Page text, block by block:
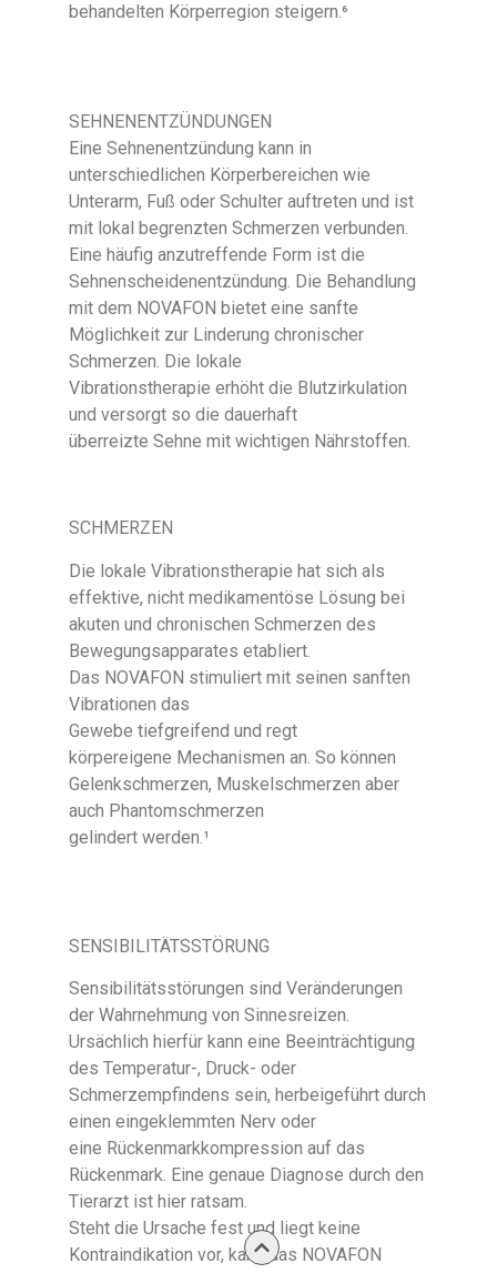
behandelten Körperregion steigern.⁶
SEHNENENTZÜNDUNGEN
Eine Sehnenentzündung kann in
unterschiedlichen Körperbereichen wie
Unterarm, Fuß oder Schulter auftreten und ist
mit lokal begrenzten Schmerzen verbunden.
Eine häufig anzutreffende Form ist die
Sehnenscheidenentzündung. Die Behandlung
mit dem NOVAFON bietet eine sanfte
Möglichkeit zur Linderung chronischer
Schmerzen. Die lokale
Vibrationstherapie erhöht die Blutzirkulation
und versorgt so die dauerhaft
überreizte Sehne mit wichtigen Nährstoffen.
SCHMERZEN
Die lokale Vibrationstherapie hat sich als
effektive, nicht medikamentöse Lösung bei
akuten und chronischen Schmerzen des
Bewegungsapparates etabliert.
Das NOVAFON stimuliert mit seinen sanften
Vibrationen das
Gewebe tiefgreifend und regt
körpereigene Mechanismen an. So können
Gelenkschmerzen, Muskelschmerzen aber
auch Phantomschmerzen
gelindert werden.¹
SENSIBILITÄTSSTÖRUNG
Sensibilitätsstörungen sind Veränderungen
der Wahrnehmung von Sinnesreizen.
Ursächlich hierfür kann eine Beeinträchtigung
des Temperatur-, Druck- oder
Schmerzempfindens sein, herbeigeführt durch
einen eingeklemmten Nerv oder
eine Rückenmarkkompression auf das
Rückenmark. Eine genaue Diagnose durch den
Tierarzt ist hier ratsam.
Steht die Ursache fest und liegt keine
Kontraindikation vor, kann das NOVAFON